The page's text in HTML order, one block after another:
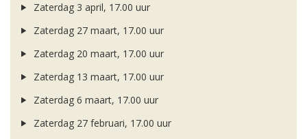
Zaterdag 3 april, 17.00 uur
Zaterdag 27 maart, 17.00 uur
Zaterdag 20 maart, 17.00 uur
Zaterdag 13 maart, 17.00 uur
Zaterdag 6 maart, 17.00 uur
Zaterdag 27 februari, 17.00 uur